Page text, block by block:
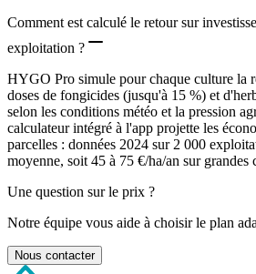
Comment est calculé le retour sur
exploitation ?
HYGO Pro simule pour chaque culture la
doses de fongicides (jusqu'à 15 %) et
selon les conditions météo et la pression
calculateur intégré à l'app projette les
parcelles : données 2024 sur 2 000
moyenne, soit 45 à 75 €/ha/an sur grandes
Une question sur le prix ?
Notre équipe vous aide à choisir le plan
Nous contacter